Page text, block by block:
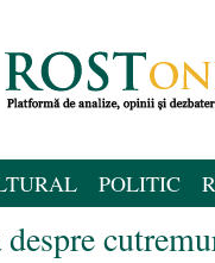
POLITIC
despre